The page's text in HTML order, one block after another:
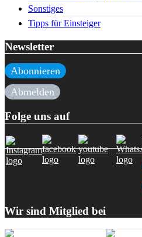
Sonstiges
Tipps für Einsteiger
Newsletter
Abonnieren
Abmelden
Folge uns auf
Wir sind Mitglied bei